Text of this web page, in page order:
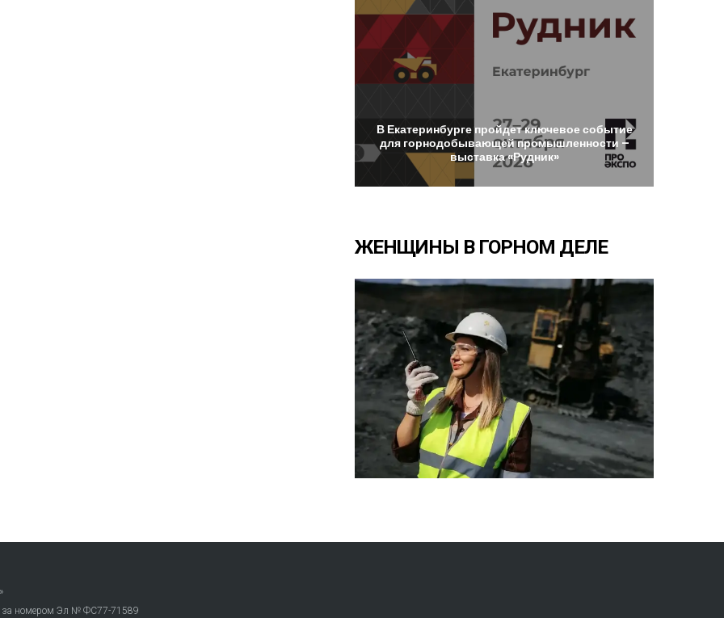
В Екатеринбурге пройдетключевоесобытие
для горнодобывающейпромышленности –
выставка«Рудник»
ЖЕНЩИНЫ В ГОРНОМ ДЕЛЕ
за номером Эл № ФС77-71589